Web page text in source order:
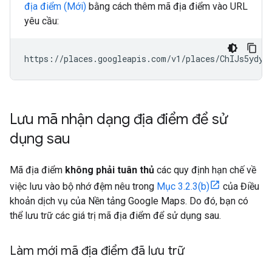
địa điểm (Mới) bằng cách thêm mã địa điểm vào URL
yêu cầu:
https://places.googleapis.com/v1/places/
Lưu mã nhận dạng địa điểm để sử
dụng sau
Mã địa điểm không phải tuân thủ các quy định hạn chế về
việc lưu vào bộ nhớ đệm nêu trong Mục 3.2.3(b)
của Điều
khoản dịch vụ của Nền tảng Google Maps. Do đó, bạn có
thể lưu trữ các giá trị mã địa điểm để sử dụng sau.
Làm mới mã địa điểm đã lưu trữ